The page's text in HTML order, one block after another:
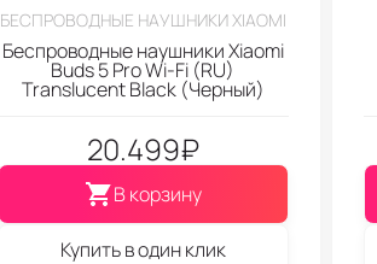
БЕСПРОВОДНЫЕ НАУШНИКИ XIAOMI
Беспроводные наушники Xiaomi
Buds 5 Pro Wi-Fi (RU)
Translucent Black (Черный)
20.499₽
В корзину
Купить в один клик